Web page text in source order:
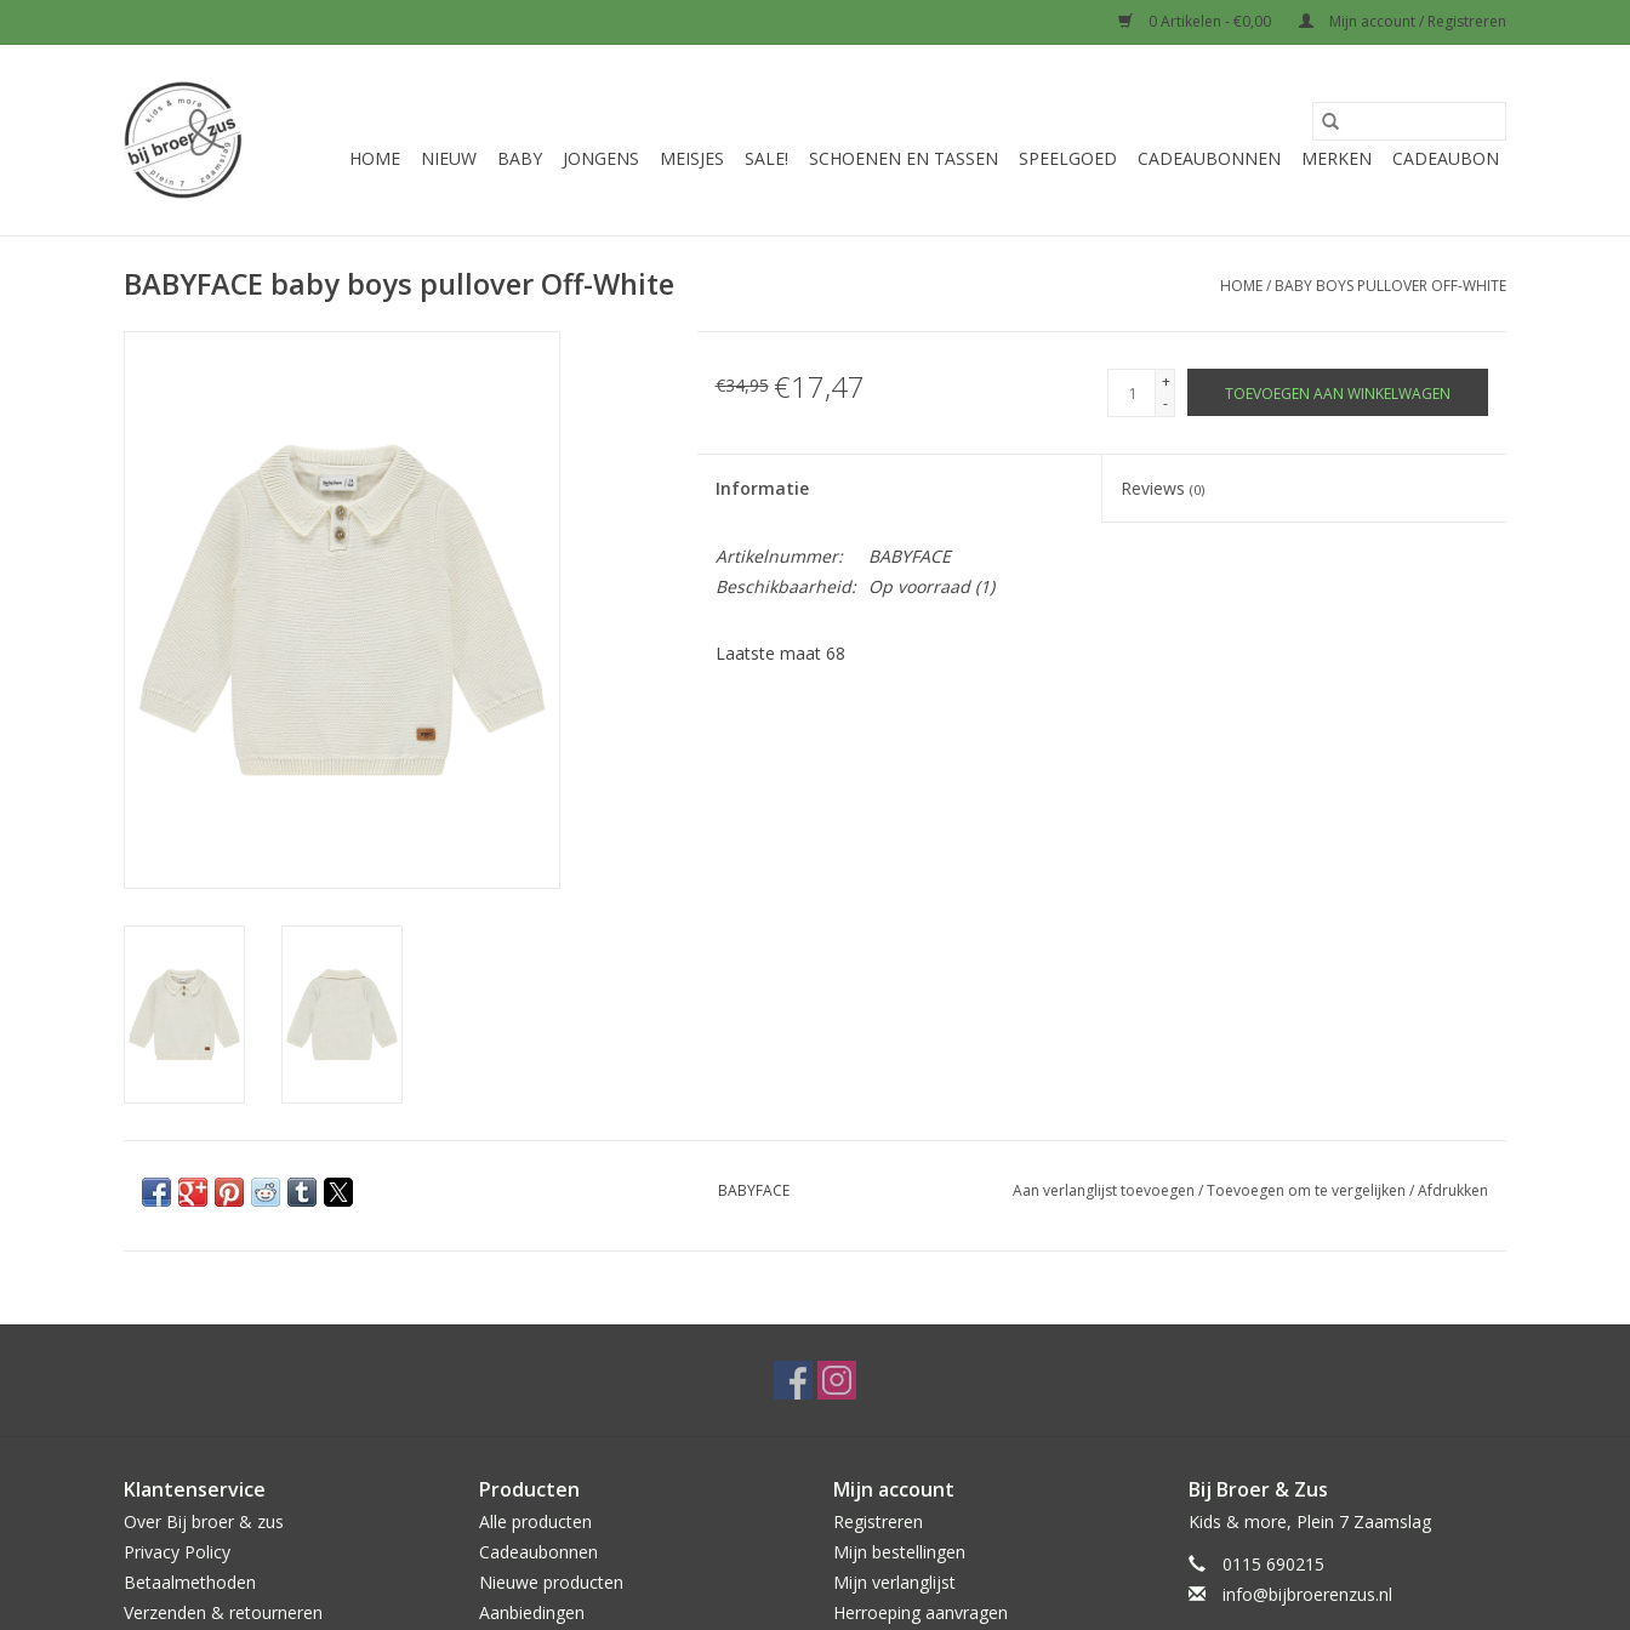
0 Artikelen - €0,00 Mijn account / Registreren
HOME NIEUW BABY JONGENS MEISJES SALE! SCHOENEN EN TASSEN SPEELGOED CADEAUBONNEN MERKEN CADEAUBON
BABYFACE baby boys pullover Off-White HOME/ BABY BOYS PULLOVER OFF-WHITE
€34,95 €17,47
+
-
TOEVOEGEN AAN WINKELWAGEN
Informatie Reviews(0)
Artikelnummer:
BABYFACE
Beschikbaarheid:
Op voorraad(1)
Laatste maat 68
BABYFACE Aan verlanglijst toevoegen /Toevoegen om te vergelijken /Afdrukken
Klantenservice
Over Bij broer & zus
Privacy Policy
Betaalmethoden
Verzenden & retourneren
Producten
Alle producten
Cadeaubonnen
Nieuwe producten
Aanbiedingen
Mijn account
Registreren
Mijn bestellingen
Mijn verlanglijst
Herroeping aanvragen
Bij Broer & Zus
Kids & more, Plein 7 Zaamslag
0115 690215
info@bijbroerenzus.nl